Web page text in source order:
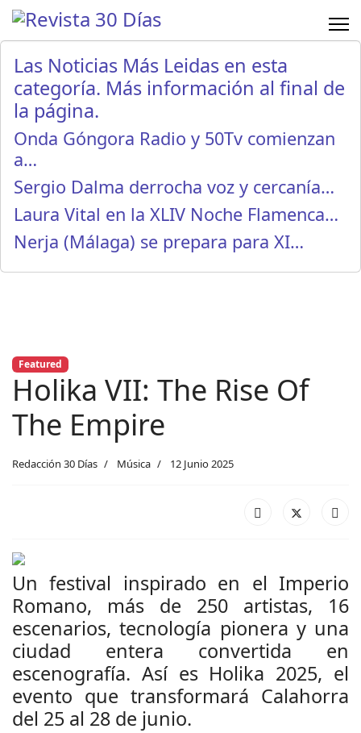
Las Noticias Más Leidas en esta
categoría. Más información al final de
la página.
Onda Góngora Radio y 50Tv comienzan
a…
Sergio Dalma derrocha voz y cercanía…
Laura Vital en la XLIV Noche Flamenca…
Nerja (Málaga) se prepara para XI…
Featured
Holika VII: The Rise Of
The Empire
Redacción 30 Días Música 12 Junio 2025
Un festival inspirado en el Imperio
Romano, más de 250 artistas, 16
escenarios, tecnología pionera y una
ciudad entera convertida en
escenografía. Así es Holika 2025, el
evento que transformará Calahorra
del 25 al 28 de junio.